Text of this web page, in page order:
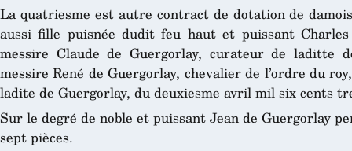
La quatriesme est autre contract de dotation de
aussi fille puisnée dudit feu haut et puissant
messire Claude de Guergorlay, curateur de laditte
messire René de Guergorlay, chevalier de l’ordre du
ladite de Guergorlay, du deuxiesme avril mil six cents
Sur le degré de noble et puissant Jean de Guergorlay
sept pièces.